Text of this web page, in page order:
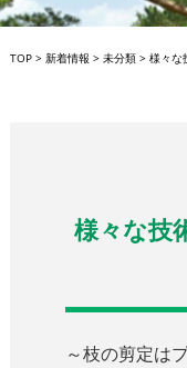
TOP> 新着情報 > 未分類> 様々な
様々な技
～枝の剪定は